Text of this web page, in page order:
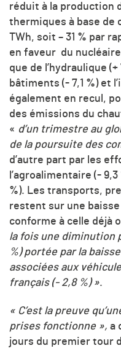
réduit à la production
thermiques à base de
TWh, soit – 31 % par
en faveur du nucléaire
que de l’hydraulique
bâtiments (- 7,1 %) et
également en recul,
des émissions du
« d’un trimestre au
de la poursuite des
d’autre part par les
l’agroalimentaire (-
%). Les transports,
restent sur une
conforme à celle déjà
la fois une diminution
%) portée par la
associées aux
français (- 2,8 %) ».
« C’est la preuve
prises fonctionne », a
jours du premier tour